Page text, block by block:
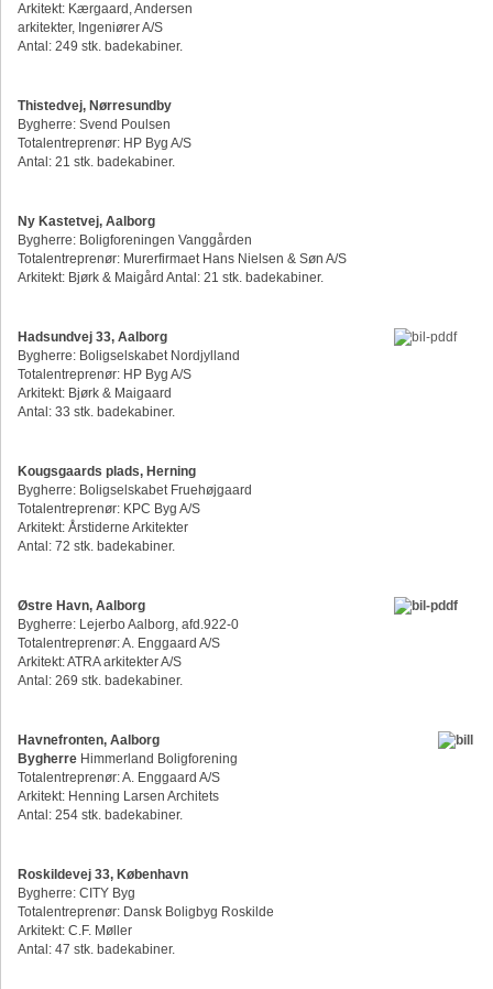
Arkitekt: Kærgaard, Andersen
arkitekter, Ingeniører A/S
Antal: 249 stk. badekabiner.
Thistedvej, Nørresundby
Bygherre: Svend Poulsen
Totalentreprenør: HP Byg A/S
Antal: 21 stk. badekabiner.
Ny Kastetvej, Aalborg
Bygherre: Boligforeningen Vanggården
Totalentreprenør: Murerfirmaet Hans Nielsen & Søn A/S
Arkitekt: Bjørk & Maigård Antal: 21 stk. badekabiner.
Hadsundvej 33, Aalborg
Bygherre: Boligselskabet Nordjylland
Totalentreprenør: HP Byg A/S
Arkitekt: Bjørk & Maigaard
Antal: 33 stk. badekabiner.
Kougsgaards plads, Herning
Bygherre: Boligselskabet Fruehøjgaard
Totalentreprenør: KPC Byg A/S
Arkitekt: Årstiderne Arkitekter
Antal: 72 stk. badekabiner.
Østre Havn, Aalborg
Bygherre: Lejerbo Aalborg, afd.922-0
Totalentreprenør: A. Enggaard A/S
Arkitekt: ATRA arkitekter A/S
Antal: 269 stk. badekabiner.
Havnefronten, Aalborg
Bygherre Himmerland Boligforening
Totalentreprenør: A. Enggaard A/S
Arkitekt: Henning Larsen Architets
Antal: 254 stk. badekabiner.
Roskildevej 33, København
Bygherre: CITY Byg
Totalentreprenør: Dansk Boligbyg Roskilde
Arkitekt: C.F. Møller
Antal: 47 stk. badekabiner.